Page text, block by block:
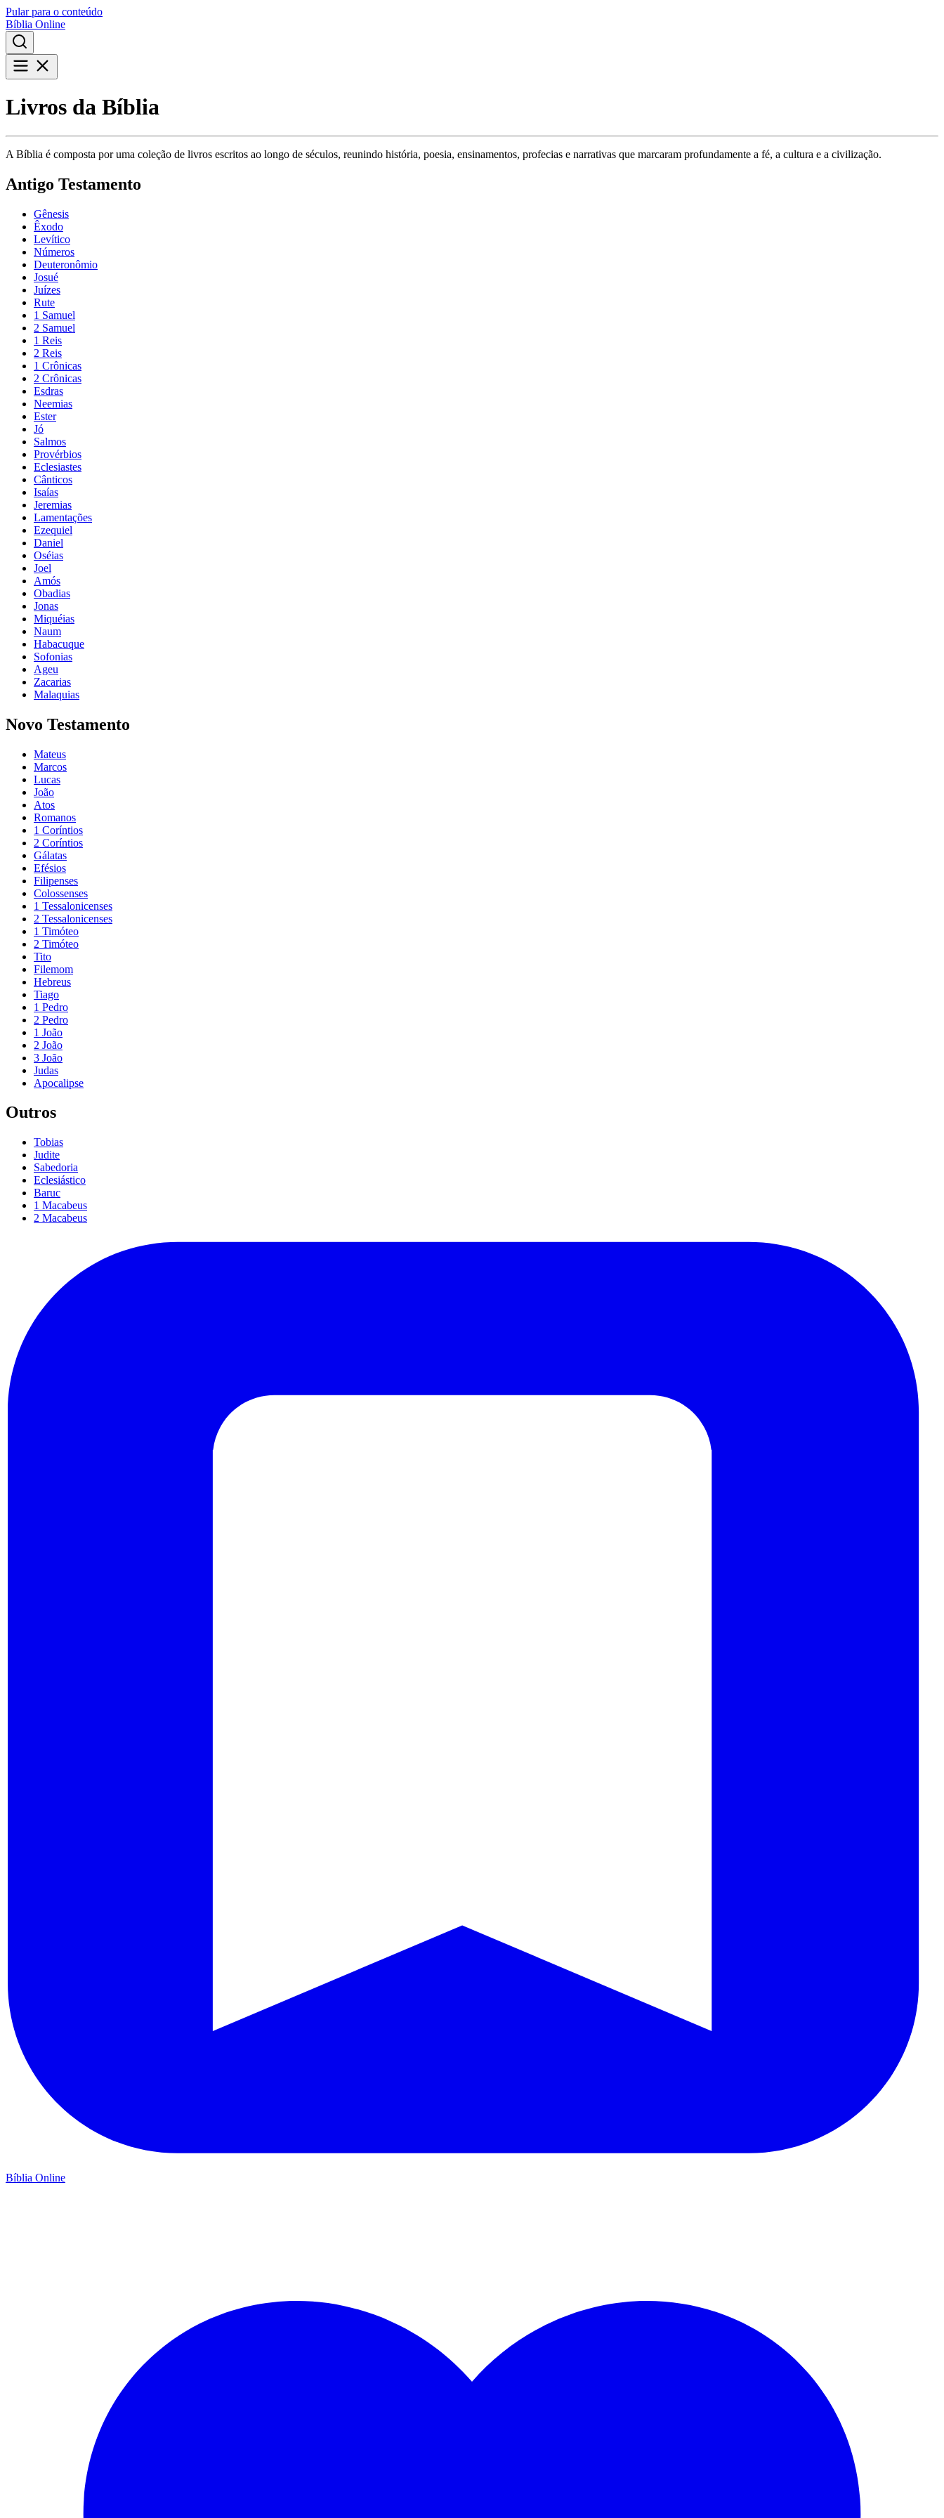
Pular para o conteúdo
Bíblia Online
Livros da Bíblia
A Bíblia é composta por uma coleção de livros escritos ao longo de séculos, reunindo história, poesia, ensinamentos, profecias e narrativas que marcaram profundamente a fé, a cultura e a civilização.
Antigo Testamento
Gênesis
Êxodo
Levítico
Números
Deuteronômio
Josué
Juízes
Rute
1 Samuel
2 Samuel
1 Reis
2 Reis
1 Crônicas
2 Crônicas
Esdras
Neemias
Ester
Jó
Salmos
Provérbios
Eclesiastes
Cânticos
Isaías
Jeremias
Lamentações
Ezequiel
Daniel
Oséias
Joel
Amós
Obadias
Jonas
Miquéias
Naum
Habacuque
Sofonias
Ageu
Zacarias
Malaquias
Novo Testamento
Mateus
Marcos
Lucas
João
Atos
Romanos
1 Coríntios
2 Coríntios
Gálatas
Efésios
Filipenses
Colossenses
1 Tessalonicenses
2 Tessalonicenses
1 Timóteo
2 Timóteo
Tito
Filemom
Hebreus
Tiago
1 Pedro
2 Pedro
1 João
2 João
3 João
Judas
Apocalipse
Outros
Tobias
Judite
Sabedoria
Eclesiástico
Baruc
1 Macabeus
2 Macabeus
Bíblia Online